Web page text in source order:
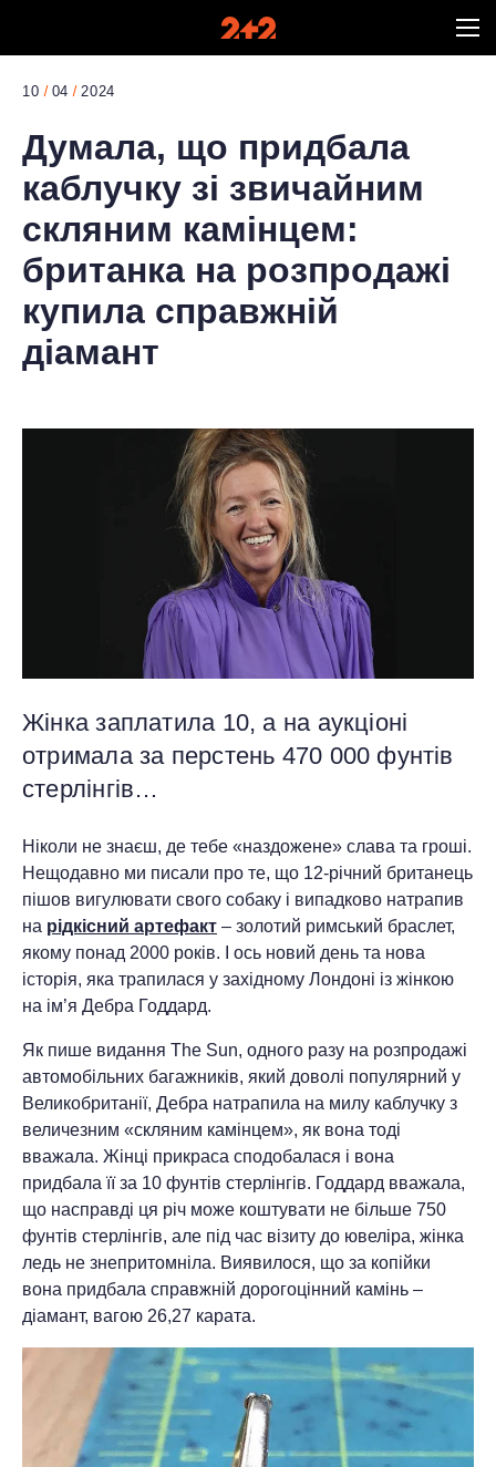
10 04 2024
Думала, що придбала
каблучку зі звичайним
скляним камінцем:
британка на розпродажі
купила справжній
діамант
Жінка заплатила 10, а на аукціоні
отримала за перстень 470 000 фунтів
стерлінгів…
Ніколи не знаєш, де тебе «наздожене» слава та гроші.
Нещодавно ми писали про те, що 12-річний британець
пішов вигулювати свого собаку і випадково натрапив
на рідкісний артефакт – золотий римський браслет,
якому понад 2000 років. І ось новий день та нова
історія, яка трапилася у західному Лондоні із жінкою
на ім’я Дебра Годдард.
Як пише видання The Sun, одного разу на розпродажі
автомобільних багажників, який доволі популярний у
Великобританії, Дебра натрапила на милу каблучку з
величезним «скляним камінцем», як вона тоді
вважала. Жінці прикраса сподобалася і вона
придбала її за 10 фунтів стерлінгів. Годдард вважала,
що насправді ця річ може коштувати не більше 750
фунтів стерлінгів, але під час візиту до ювеліра, жінка
ледь не знепритомніла. Виявилося, що за копійки
вона придбала справжній дорогоцінний камінь –
діамант, вагою 26,27 карата.